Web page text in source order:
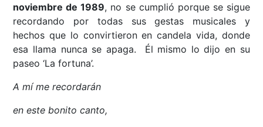
noviembre de 1989, no se cumplió porque se sigue
recordando por todas sus gestas musicales y
hechos que lo convirtieron en candela vida, donde
esa llama nunca se apaga. Él mismo lo dijo en su
paseo ‘La fortuna’.
A mí me recordarán
en este bonito canto,